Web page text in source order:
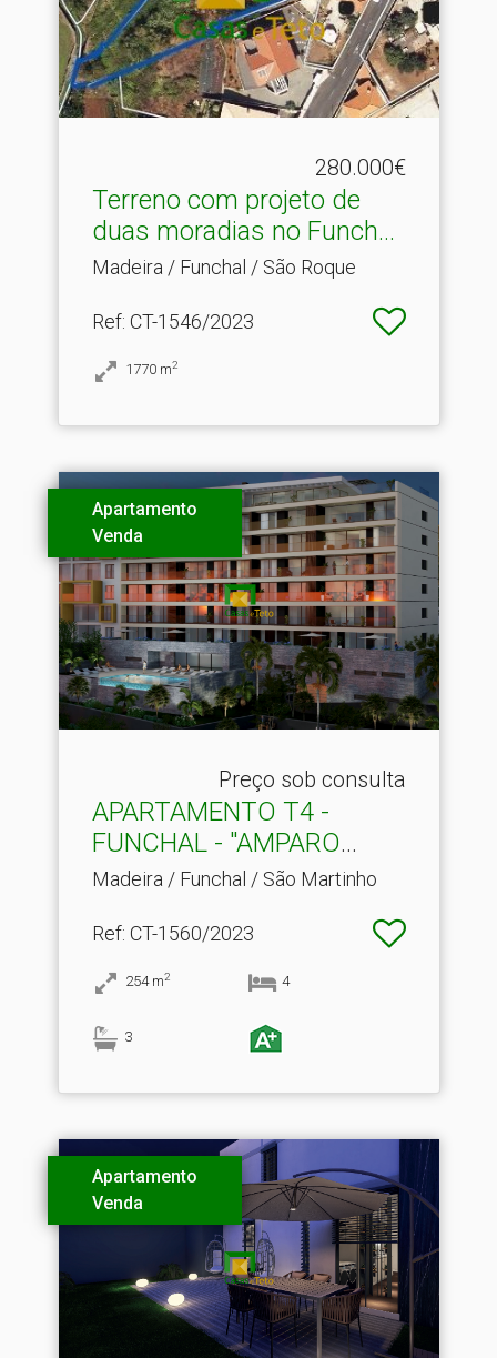
280.000€
Terreno com projeto de
duas moradias no Funch.​..
Madeira / Funchal / São Roque
Ref: CT-1546/2023
1770 m2
Apartamento
Venda
Preço sob consulta
APARTAMENTO T4 -
FUNCHAL - "AMPARO
VIEW"
Madeira / Funchal / São Martinho
Ref: CT-1560/2023
254 m2 4
3
Apartamento
Venda